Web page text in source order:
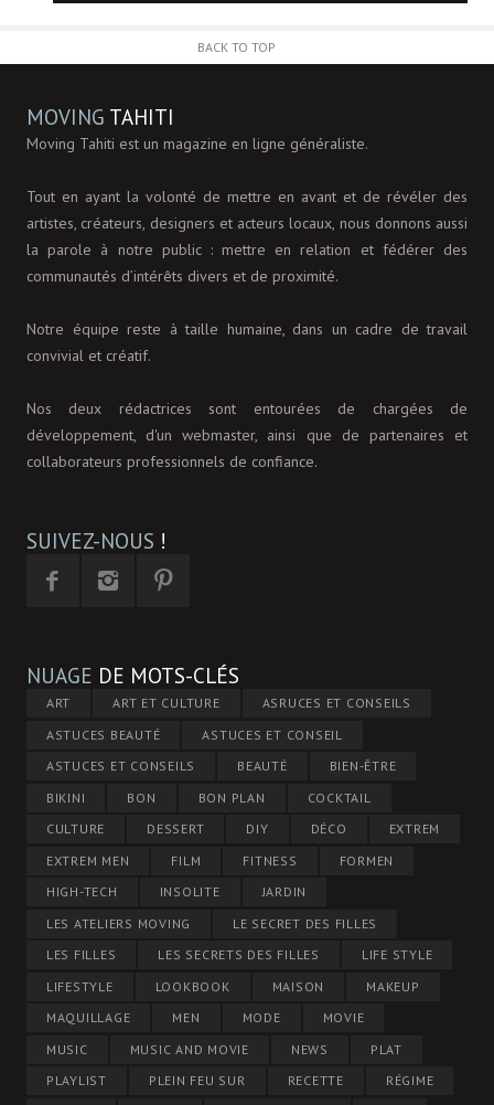
BACK TO TOP
MOVING TAHITI
Moving Tahiti est un magazine en ligne généraliste.
Tout en ayant la volonté de mettre en avant et de révéler des
artistes, créateurs, designers et acteurs locaux, nous donnons aussi
la parole à notre public : mettre en relation et fédérer des
communautés d’intérêts divers et de proximité.
Notre équipe reste à taille humaine, dans un cadre de travail
convivial et créatif.
Nos deux rédactrices sont entourées de chargées de
développement, d'un webmaster, ainsi que de partenaires et
collaborateurs professionnels de confiance.
SUIVEZ-NOUS !
NUAGE DE MOTS-CLÉS
ART ART ET CULTURE
ASRUCES ET CONSEILS
ASTUCES BEAUTÉ
ASTUCES ET CONSEIL
ASTUCES ET CONSEILS
BEAUTÉ
BIEN-ÊTRE
BIKINI
BON BON PLAN
COCKTAIL
CULTURE
DESSERT DIY DÉCO
EXTREM
EXTREM MEN
FILM FITNESS
FORMEN
HIGH-TECH
INSOLITE
JARDIN
LES ATELIERS MOVING
LE SECRET DES FILLES
LES FILLES
LES SECRETS DES FILLES
LIFE STYLE
LIFESTYLE
LOOKBOOK MAISON
MAKEUP
MAQUILLAGE
MEN MODE
MOVIE
MUSIC
MUSIC AND MOVIE NEWS
PLAT
PLAYLIST
PLEIN FEU SUR RECETTE
RÉGIME